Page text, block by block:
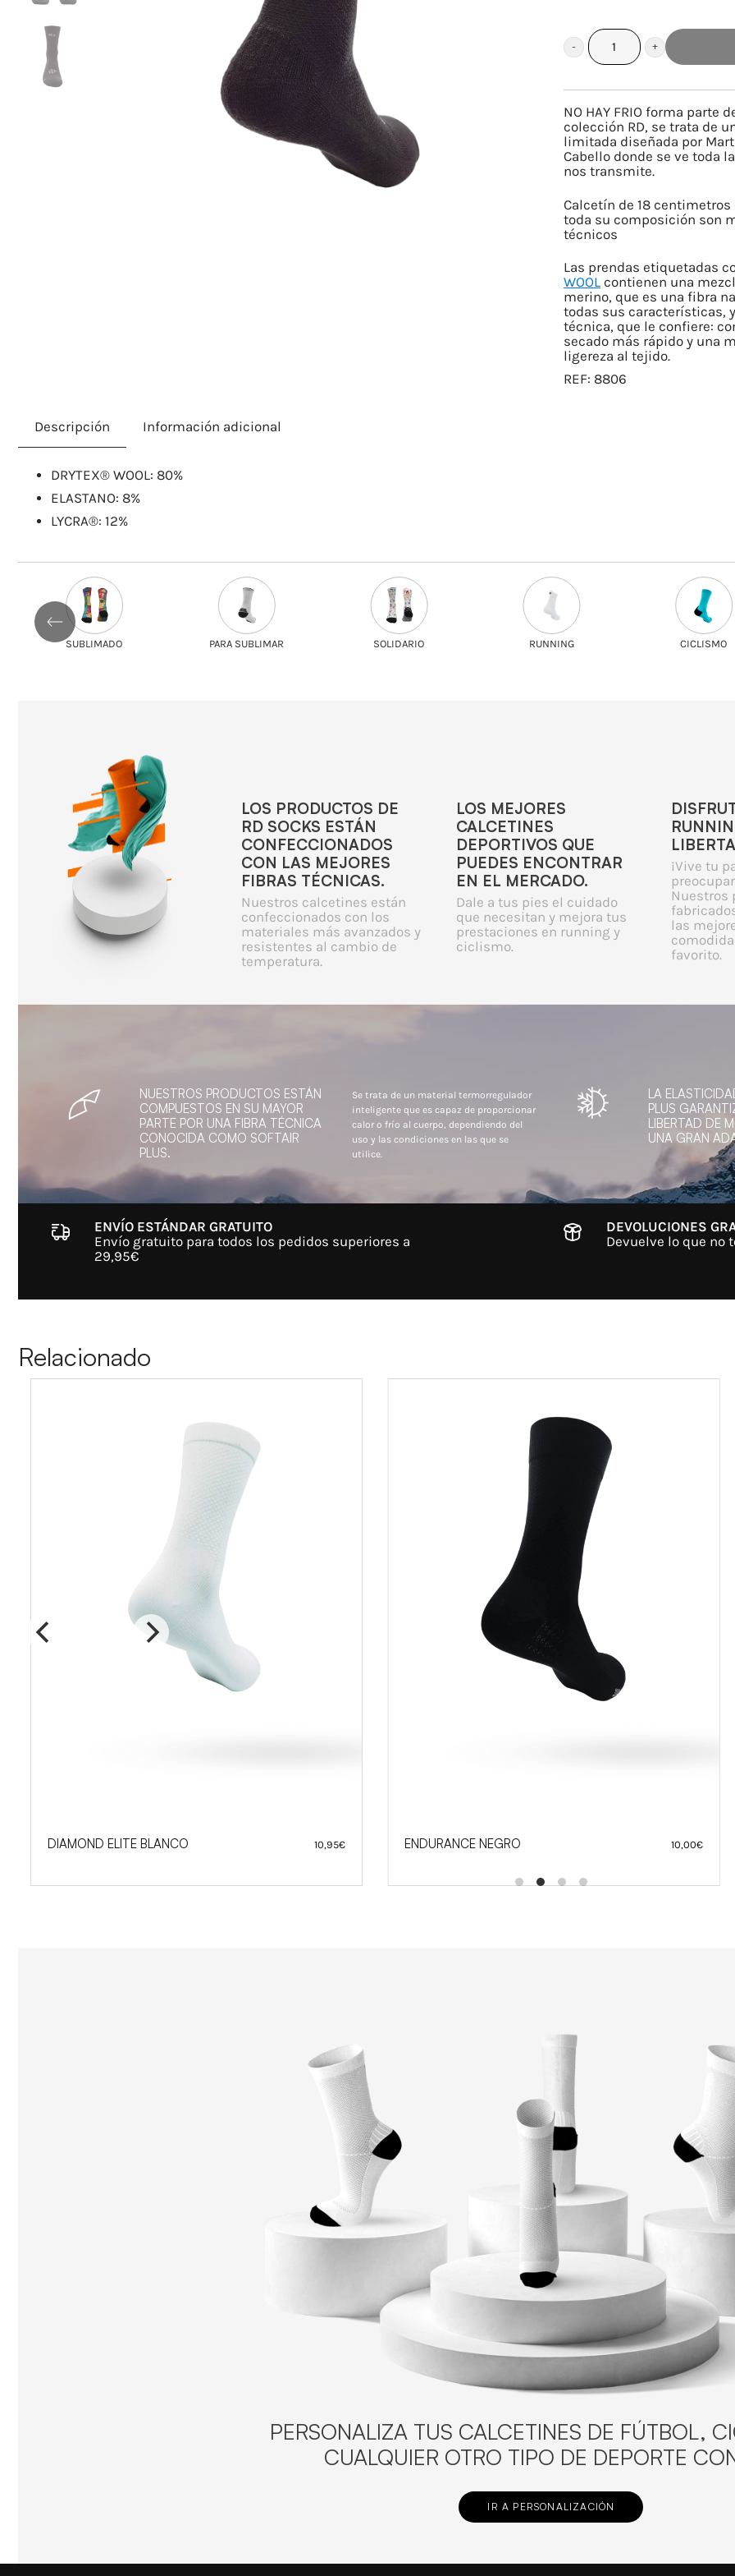
NO
cantidad
NO HAY FRIO forma parte
colección RD, se trata de
limitada diseñada por
Cabello donde se ve toda
nos transmite.
Calcetín de 18 centimetros
toda su composición son
técnicos
Las prendas etiquetadas
WOOLcontienen una
merino, que es una fibra
todas sus características,
técnica, que le confiere:
secado más rápido y una
ligereza al tejido.
REF: 8806
Descripción Información adicional
​DRYTEX® WOOL: 80%
ELASTANO: 8%
LYCRA®: 12%
SUBLIMADO PARA SUBLIMAR
LOS PRODUCTOS DE
RD SOCKS ESTÁN
CONFECCIONADOS
CON LAS MEJORES
FIBRAS TÉCNICAS.
Nuestros calcetines están
confeccionados con los
materiales más avanzados y
resistentes al cambio de
temperatura.
LOS MEJORES
CALCETINES
DEPORTIVOS QUE
PUEDES ENCONTRAR
EN EL MERCADO.
Dale a tus pies el cuidado
que necesitan y mejora tus
prestaciones en running y
ciclismo.
¡Vive tu
Nuestros
las
favorito.
NUESTROS PRODUCTOS ESTÁN
COMPUESTOS EN SU MAYOR
PARTE POR UNA FIBRA TÉCNICA
CONOCIDA COMO SOFTAIR
PLUS.
Se trata de un material termorregulador
inteligente que es capaz de proporcionar
calor o frío al cuerpo, dependiendo del
uso y las condiciones en las que se
utilice.
LA
PLUS
LIBERTAD DE
UNA GRAN
ENVÍO ESTÁNDAR GRATUITO
Envío gratuito para todos los pedidos superiores a
29,95€
DEVOLUCIONES
Devuelve lo que no
Relacionado
BLANCO ENDURANCE NEGRO AUPA
PERSONALIZA TUS CALCETINES DE FÚTBOL,
CUALQUIER OTRO TIPO DE DEPORTE
IR A PERSONALIZACIÓN